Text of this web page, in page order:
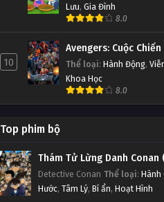
Lưu, Gia Đình
8.0
10
Avengers: Cuộc
Thể loại: Hành Động,
Khoa Học
8.0
Top phim bộ
Thám Tử Lừng Danh Conan
Detective Conan Thể loại: Hành
Hước, Tâm Lý, Bí ẩn, Hoạt Hình